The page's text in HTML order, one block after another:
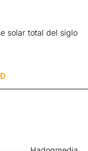
solar total del siglo